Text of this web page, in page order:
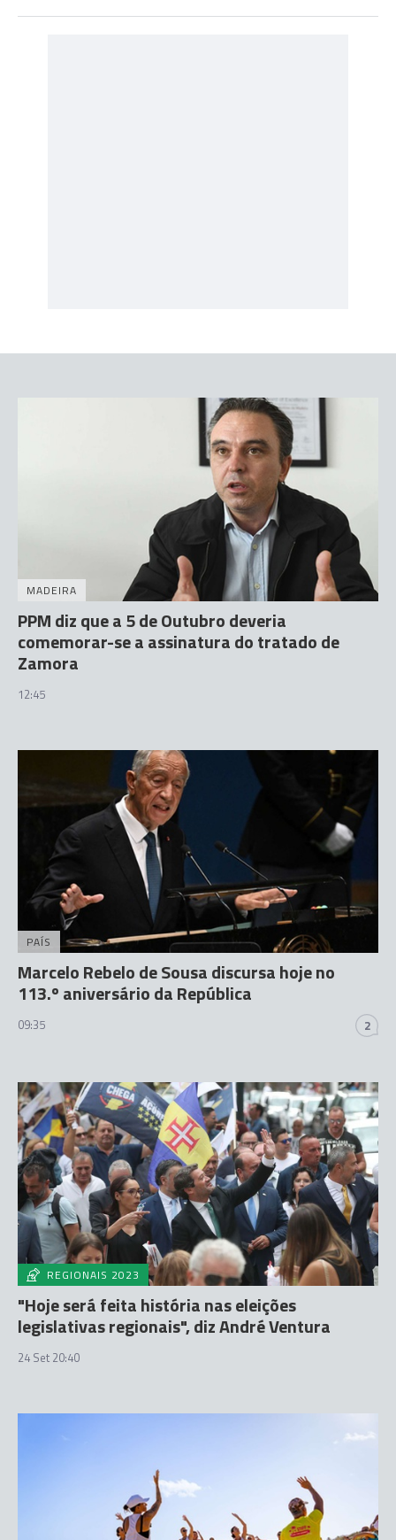
MADEIRA
PPM diz que a 5 de Outubro deveria
comemorar-se a assinatura do tratado de
Zamora
12:45
PAÍS
Marcelo Rebelo de Sousa discursa hoje no
113.º aniversário da República
09:35 2
REGIONAIS 2023
"Hoje será feita história nas eleições
legislativas regionais", diz André Ventura
24 Set 20:40